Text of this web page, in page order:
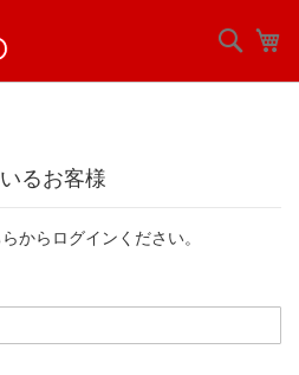
検
索
るお客様
からログインください。